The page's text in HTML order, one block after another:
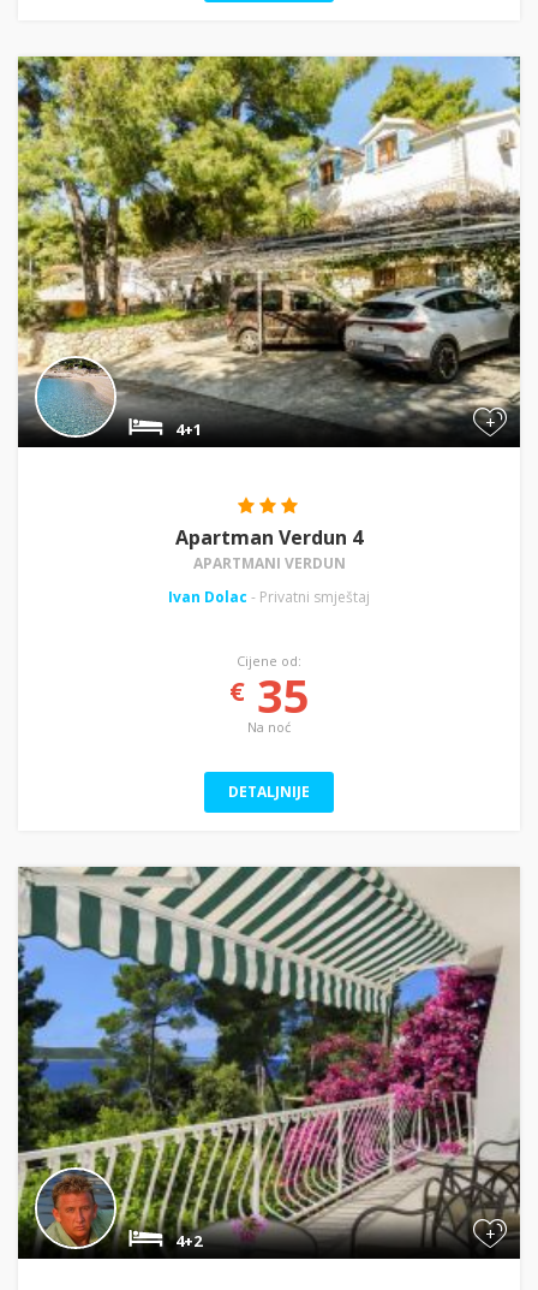
+
4+1
Apartman Verdun 4
APARTMANI VERDUN
Ivan Dolac - Privatni smještaj
Cijene od:
€35
Na noć
DETALJNIJE
+
4+2